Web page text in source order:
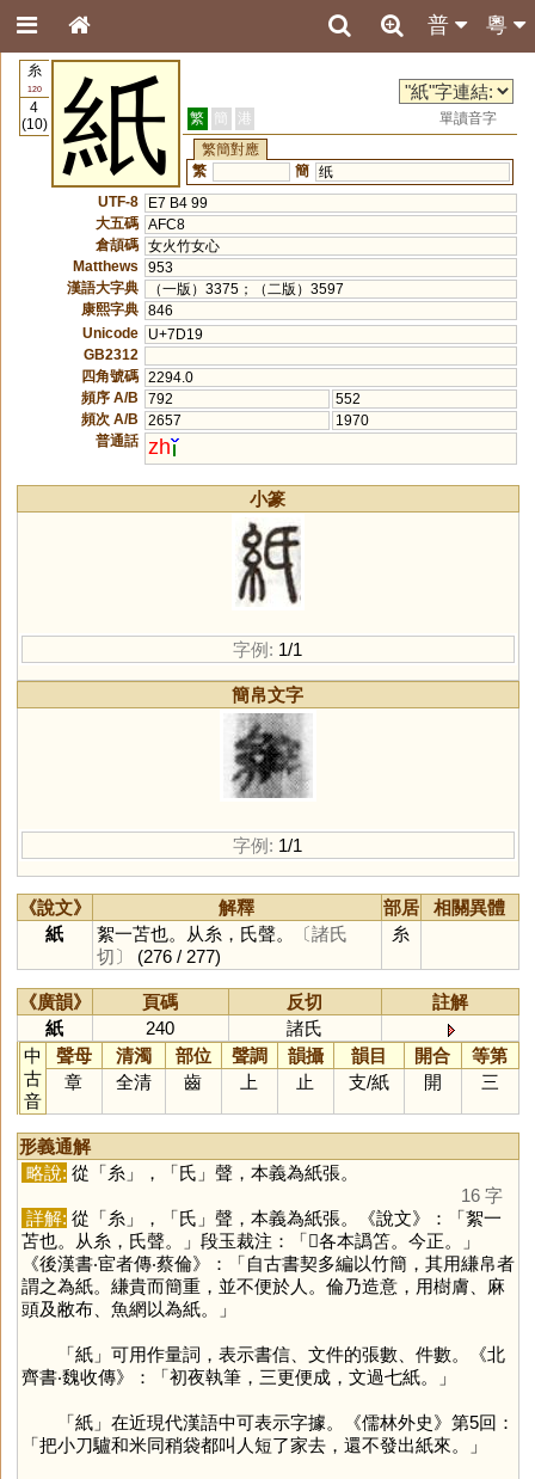
粵
普
糸
120
4
(10)
紙 繁 簡 港
單讀音字
繁簡對應
繁
簡 纸
UTF-8
E7 B4 99
大五碼 AFC8
倉頡碼 女火竹女心
Matthews
953
漢語大字典
（一版）3375；（二版）3597
康熙字典 846
Unicode
U+7D19
GB2312
四角號碼 2294.0
頻序 A/B
792
552
頻次 A/B
2657
1970
普通話 zh
小篆
字例: 1/1
簡帛文字
字例: 1/1
《說文》 解釋 部居
相關異體
紙
絮一苫也。从糸，氏聲。
〔諸氏
切〕
(276 / 277)
糸
《廣韻》 頁碼 反切
註解
紙
240
諸氏
中
古
音
聲母 清濁 部位 聲調 韻攝 韻目 開合
等第
章
全清 齒 上 止 支/紙 開 三
形義通解
略說: 從「糸」，「氏 」聲，本義為紙張。
16 字
詳解: 從「糸」，「氏 」聲，本義為紙張。《說文》：「絮一
苫也。从糸，氏聲。」段玉裁注：「𥮒各本譌笘。今正。」
《後漢書‧宦者傳‧蔡倫》：「自古書契多編以竹簡，其用縑帛者
謂之為紙。縑貴而簡重，並不便於人。倫乃造意，用樹膚、麻
頭及敝布、魚網以為紙。」
「紙」可用作量詞，表示書信、文件的張數、件數。《北
齊書‧魏收傳》：「初夜執筆，三更便成，文過七紙。」
「紙」在近現代漢語中可表示字據。《儒林外史》第5回：
「把小刀驢和米同稍袋都叫人短了家去，還不發出紙來。」